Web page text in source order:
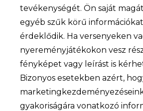
tevékenységét. Ön saját
egyéb szűk körű
érdeklődik. Ha versenyeken
nyereményjátékokon vesz
fényképet vagy leírást is
Bizonyos esetekben azért,
gyakoriságára vonatkozó